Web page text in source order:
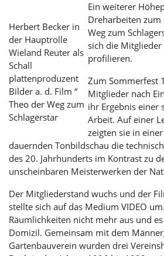
Herbert Becker in
der Hauptrolle
Wieland Reuter als
Schall
plattenproduzent
Bilder a. d. Film “
Theo der Weg zum
Schlagerstar
Ein weiterer
Dreharbeiten zum
Weg zum
sich die Mitglieder
profilieren.
Zum Sommerfest
Mitglieder nach
ihr Ergebnis einer
Arbeit. Auf einer
zeigten sie in
dauernden Tonbildschau die
des 20. Jahrhunderts im Kontrast zu
unscheinbaren Meisterwerken der
Der Mitgliederstand wuchs und der
stellte sich auf das Medium VIDEO
Räumlichkeiten nicht mehr aus und
Domizil. Gemeinsam mit dem
Gartenbauverein wurden drei